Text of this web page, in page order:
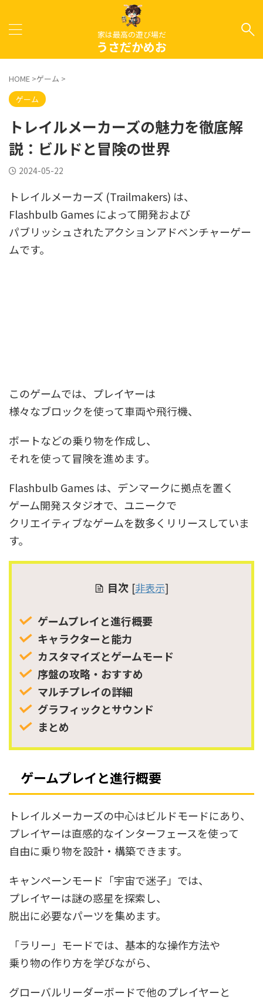
家は最高の遊び場だ
うさだかめお
HOME >ゲーム >
ゲーム
トレイルメーカーズの魅力を徹底解
説：ビルドと冒険の世界
2024-05-22
トレイルメーカーズ (Trailmakers) は、
Flashbulb Games によって開発および
パブリッシュされたアクションアドベンチャーゲー
ムです。
このゲームでは、プレイヤーは
様々なブロックを使って車両や飛行機、
ボートなどの乗り物を作成し、
それを使って冒険を進めます。
Flashbulb Games は、デンマークに拠点を置く
ゲーム開発スタジオで、ユニークで
クリエイティブなゲームを数多くリリースしていま
す。
目次 [非表示]
ゲームプレイと進行概要
キャラクターと能力
カスタマイズとゲームモード
序盤の攻略・おすすめ
マルチプレイの詳細
グラフィックとサウンド
まとめ
ゲームプレイと進行概要
トレイルメーカーズの中心はビルドモードにあり、
プレイヤーは直感的なインターフェースを使って
自由に乗り物を設計・構築できます。
キャンペーンモード「宇宙で迷子」では、
プレイヤーは謎の惑星を探索し、
脱出に必要なパーツを集めます。
「ラリー」モードでは、基本的な操作方法や
乗り物の作り方を学びながら、
グローバルリーダーボードで他のプレイヤーと